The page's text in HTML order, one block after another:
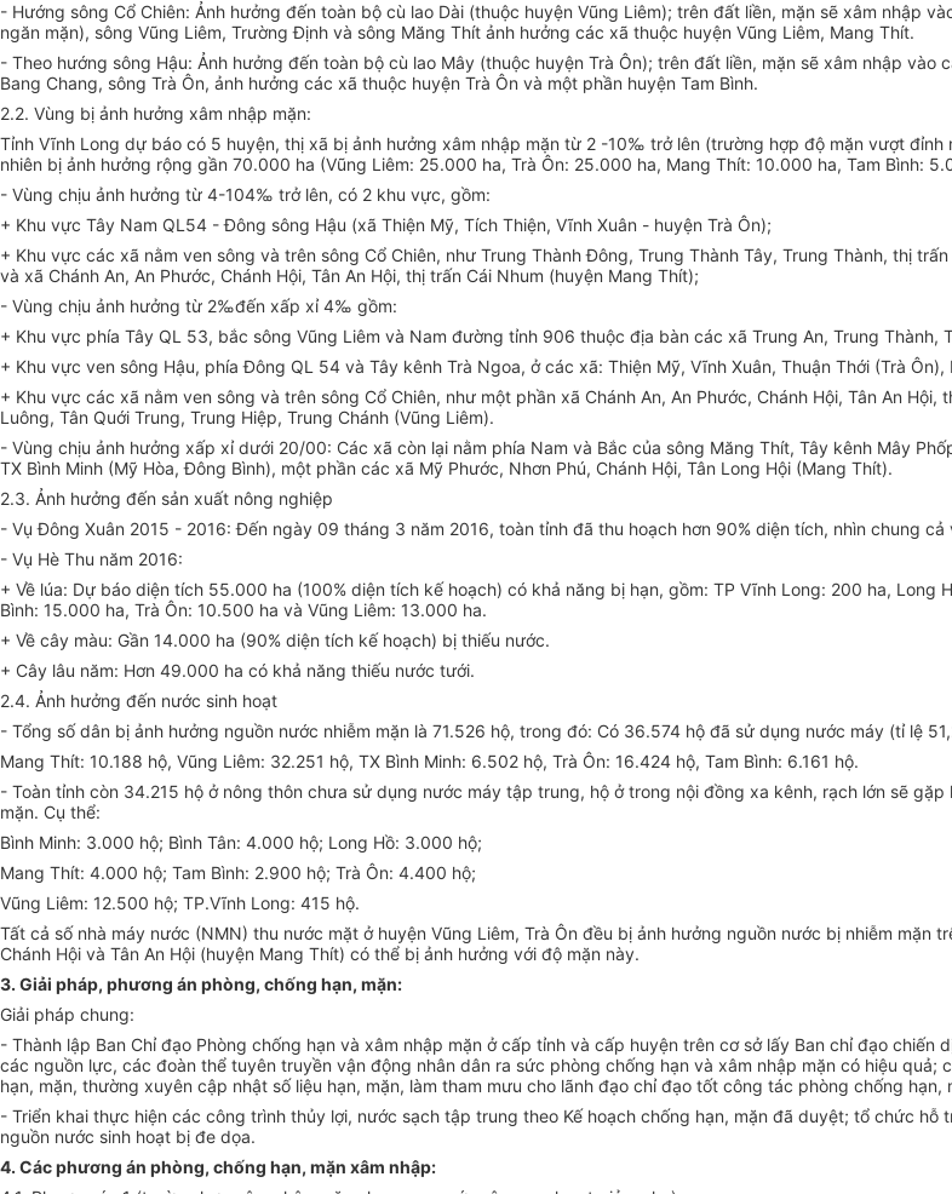
- Hướng sông Cổ Chiên: Ảnh hưởng đến toàn bộ cù lao Dài (thuộc huyện Vũng Liêm); trên đất liền, mặn sẽ xâm nhập
ngăn mặn), sông Vũng Liêm, Trường Định và sông Măng Thít ảnh hưởng các xã thuộc huyện Vũng Liêm, Mang Thít.
- Theo hướng sông Hậu: Ảnh hưởng đến toàn bộ cù lao Mây (thuộc huyện Trà Ôn); trên đất liền, mặn sẽ xâm nhập
Bang Chang, sông Trà Ôn, ảnh hưởng các xã thuộc huyện Trà Ôn và một phần huyện Tam Bình.
2.2. Vùng bị ảnh hưởng xâm nhập mặn:
Tỉnh Vĩnh Long dự báo có 5 huyện, thị xã bị ảnh hưởng xâm nhập mặn từ 2 -10‰ trở lên (trường hợp độ mặn vượt
nhiên bị ảnh hưởng rộng gần 70.000 ha (Vũng Liêm: 25.000 ha, Trà Ôn: 25.000 ha, Mang Thít: 10.000 ha, Tam Bình:
- Vùng chịu ảnh hưởng từ 4-104‰ trở lên, có 2 khu vực, gồm:
+ Khu vực Tây Nam QL54 - Đông sông Hậu (xã Thiện Mỹ, Tích Thiện, Vĩnh Xuân - huyện Trà Ôn);
+ Khu vực các xã nằm ven sông và trên sông Cổ Chiên, như Trung Thành Đông, Trung Thành Tây, Trung Thành, thị
và xã Chánh An, An Phước, Chánh Hội, Tân An Hội, thị trấn Cái Nhum (huyện Mang Thít);
- Vùng chịu ảnh hưởng từ 2‰đến xấp xỉ 4‰ gồm:
+ Khu vực phía Tây QL 53, bắc sông Vũng Liêm và Nam đường tỉnh 906 thuộc địa bàn các xã Trung An, Trung Thành,
+ Khu vực ven sông Hậu, phía Đông QL 54 và Tây kênh Trà Ngoa, ở các xã: Thiện Mỹ, Vĩnh Xuân, Thuận Thới (Trà
+ Khu vực các xã nằm ven sông và trên sông Cổ Chiên, như một phần xã Chánh An, An Phước, Chánh Hội, Tân An
Luông, Tân Quới Trung, Trung Hiệp, Trung Chánh (Vũng Liêm).
- Vùng chịu ảnh hưởng xấp xỉ dưới 20/00: Các xã còn lại nằm phía Nam và Bắc của sông Măng Thít, Tây kênh Mây
TX Bình Minh (Mỹ Hòa, Đông Bình), một phần các xã Mỹ Phước, Nhơn Phú, Chánh Hội, Tân Long Hội (Mang Thít).
2.3. Ảnh hưởng đến sản xuất nông nghiệp
- Vụ Đông Xuân 2015 - 2016: Đến ngày 09 tháng 3 năm 2016, toàn tỉnh đã thu hoạch hơn 90% diện tích, nhìn chung cả
- Vụ Hè Thu năm 2016:
+ Về lúa: Dự báo diện tích 55.000 ha (100% diện tích kế hoạch) có khả năng bị hạn, gồm: TP Vĩnh Long: 200 ha,
Bình: 15.000 ha, Trà Ôn: 10.500 ha và Vũng Liêm: 13.000 ha.
+ Về cây màu: Gần 14.000 ha (90% diện tích kế hoạch) bị thiếu nước.
+ Cây lâu năm: Hơn 49.000 ha có khả năng thiếu nước tưới.
2.4. Ảnh hưởng đến nước sinh hoạt
- Tổng số dân bị ảnh hưởng nguồn nước nhiễm mặn là 71.526 hộ, trong đó: Có 36.574 hộ đã sử dụng nước máy (tỉ lệ
Mang Thít: 10.188 hộ, Vũng Liêm: 32.251 hộ, TX Bình Minh: 6.502 hộ, Trà Ôn: 16.424 hộ, Tam Bình: 6.161 hộ.
- Toàn tỉnh còn 34.215 hộ ở nông thôn chưa sử dụng nước máy tập trung, hộ ở trong nội đồng xa kênh, rạch lớn sẽ
mặn. Cụ thể:
Bình Minh: 3.000 hộ; Bình Tân: 4.000 hộ; Long Hồ: 3.000 hộ;
Mang Thít: 4.000 hộ; Tam Bình: 2.900 hộ; Trà Ôn: 4.400 hộ;
Vũng Liêm: 12.500 hộ; TP.Vĩnh Long: 415 hộ.
Tất cả số nhà máy nước (NMN) thu nước mặt ở huyện Vũng Liêm, Trà Ôn đều bị ảnh hưởng nguồn nước bị nhiễm
Chánh Hội và Tân An Hội (huyện Mang Thít) có thể bị ảnh hưởng với độ mặn này.
3. Giải pháp, phương án phòng, chống hạn, mặn:
Giải pháp chung:
- Thành lập Ban Chỉ đạo Phòng chống hạn và xâm nhập mặn ở cấp tỉnh và cấp huyện trên cơ sở lấy Ban chỉ đạo
các nguồn lực, các đoàn thể tuyên truyền vận động nhân dân ra sức phòng chống hạn và xâm nhập mặn có hiệu
hạn, mặn, thường xuyên cập nhật số liệu hạn, mặn, làm tham mưu cho lãnh đạo chỉ đạo tốt công tác phòng chống hạn,
- Triển khai thực hiện các công trình thủy lợi, nước sạch tập trung theo Kế hoạch chống hạn, mặn đã duyệt; tổ chức
nguồn nước sinh hoạt bị đe dọa.
4. Các phương án phòng, chống hạn, mặn xâm nhập: